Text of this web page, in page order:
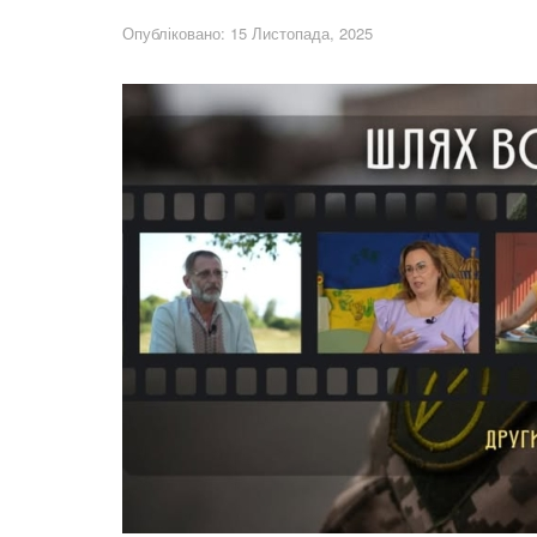
Опубліковано: 15 Листопада, 2025